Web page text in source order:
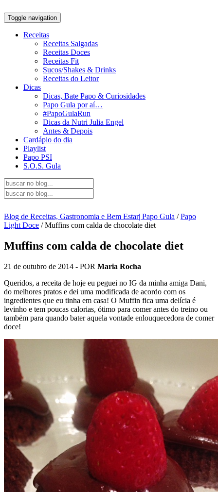
Toggle navigation
Receitas
Receitas Salgadas
Receitas Doces
Receitas Fit
Sucos/Shakes & Drinks
Receitas do Leitor
Dicas
Dicas, Bate Papo & Curiosidades
Papo Gula por aí…
#PapoGulaRun
Dicas da Nutri Julia Engel
Antes & Depois
Cardápio do dia
Playlist
Papo PSI
S.O.S. Gula
Blog de Receitas, Gastronomia e Bem Estar| Papo Gula /Papo
Light Doce /Muffins com calda de chocolate diet
Muffins com calda de chocolate diet
21 de outubro de 2014 - POR Maria Rocha
Queridos, a receita de hoje eu peguei no IG da minha amiga Dani,
do melhores pratos e dei uma modificada de acordo com os
ingredientes que eu tinha em casa! O Muffin fica uma delícia é
levinho e tem poucas calorias, ótimo para comer antes do treino ou
também para quando bater aquela vontade enlouquecedora de comer
doce!